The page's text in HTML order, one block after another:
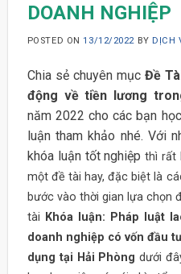
DOANH NGHIỆP
POSTED ON13/12/2022 BY DỊCH
Chia sẻ chuyên mục Đề
động về tiền lương
năm 2022 cho các bạn
luận tham khảo nhé. Với
khóa luận tốt nghiệp thì rất
một đề tài hay, đặc biệt là
bước vào thời gian lựa chọn
tài Khóa luận: Pháp luật
doanh nghiệp có vốn đầu
dụng tại Hải Phòngdưới